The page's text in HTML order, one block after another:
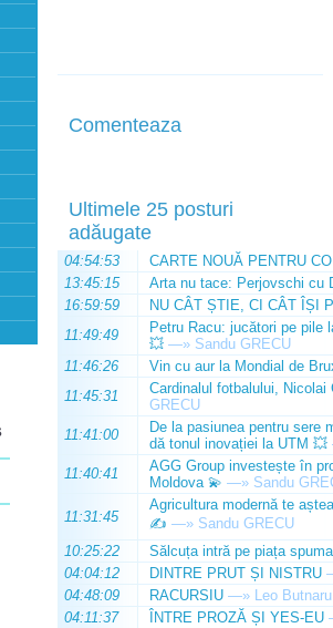
Comenteaza
Ultimele 25 posturi
adăugate
04:54:53
CARTE NOUĂ PENTRU
13:45:15
Arta nu tace: Perjovschi cu
16:59:59
NU CÂT ȘTIE, CI CÂT ÎȘI
11:49:49
Petru Racu: jucători pe pile
💥 —» Sandu GRECU
11:46:26
Vin cu aur la Mondial de
11:45:31
Cardinalul fotbalului,
GRECU
11:41:00
De la pasiunea pentru sere
dă tonul inovației la UTM 💥
11:40:41
AGG Group investește în
Moldova 💫 —» Sandu
11:31:45
Agricultura modernă te
✍️ —» Sandu GRECU
10:25:22
Sălcuța intră pe piața
04:04:12
DINTRE PRUT ȘI NISTRU
04:48:09
RACURSIU —» Leo Butnaru
04:11:37
ÎNTRE PROZĂ ȘI YES-EU